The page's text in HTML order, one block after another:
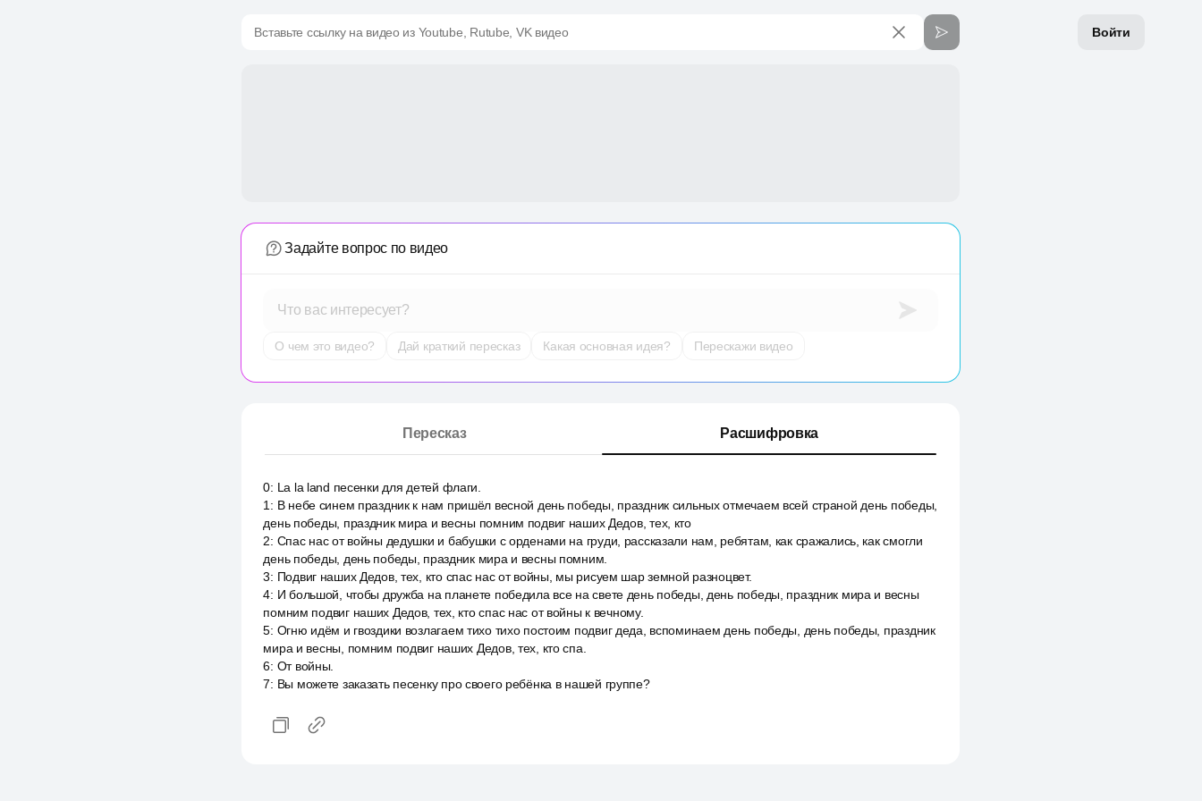
Войти
Вставьте ссылку на видео из Youtube, Rutube, VK видео
Задайте вопрос по видео
Что вас интересует?
О чем это видео? Дай краткий пересказ Какая основная идея? Перескажи видео
Пересказ Расшифровка
0: La la land песенки для детей флаги.
1 : В небе синем праздник к нам пришёл весной день победы, праздник сильных отмечаем всей страной день победы,
день победы, праздник мира и весны помним подвиг наших Дедов, тех, кто
2: Спас нас от войны дедушки и бабушки с орденами на груди, рассказали нам, ребятам, как сражались, как смогли
день победы, день победы, праздник мира и весны помним.
3: Подвиг наших Дедов, тех, кто спас нас от войны, мы рисуем шар земной разноцвет.
4: И большой, чтобы дружба на планете победила все на свете день победы, день победы, праздник мира и весны
помним подвиг наших Дедов, тех, кто спас нас от войны к вечному.
5: Огню идём и гвоздики возлагаем тихо тихо постоим подвиг деда, вспоминаем день победы, день победы, праздник
мира и весны, помним подвиг наших Дедов, тех, кто спа.
6: От войны.
7: Вы можете заказать песенку про своего ребёнка в нашей группе?